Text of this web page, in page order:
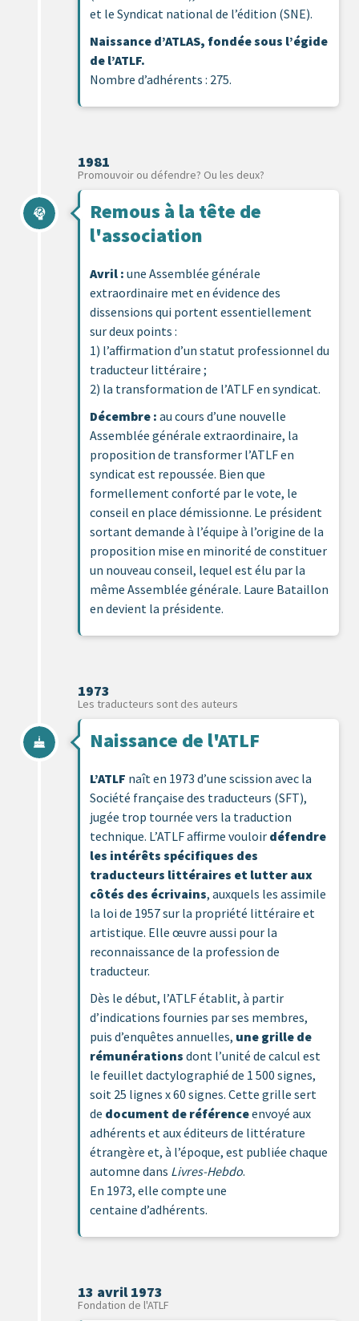
et le Syndicat national de l’édition (SNE).
Naissance d’ATLAS, fondée sous l’égide
de l’ATLF.
Nombre d’adhérents : 275.
1981
Promouvoir ou défendre? Ou les deux?
Remous à la tête de
l'association
Avril : une Assemblée générale
extraordinaire met en évidence des
dissensions qui portent essentiellement
sur deux points :
1) l’affirmation d’un statut professionnel du
traducteur littéraire ;
2) la transformation de l’ATLF en syndicat.
Décembre : au cours d’une nouvelle
Assemblée générale extraordinaire, la
proposition de transformer l’ATLF en
syndicat est repoussée. Bien que
formellement conforté par le vote, le
conseil en place démissionne. Le président
sortant demande à l’équipe à l’origine de la
proposition mise en minorité de constituer
un nouveau conseil, lequel est élu par la
même Assemblée générale. Laure Bataillon
en devient la présidente.
1973
Les traducteurs sont des auteurs
Naissance de l'ATLF
L’ATLF naît en 1973 d’une scission avec la
Société française des traducteurs (SFT),
jugée trop tournée vers la traduction
technique. L’ATLF affirme vouloir défendre
les intérêts spécifiques des
traducteurs littéraires et lutter aux
côtés des écrivains, auxquels les assimile
la loi de 1957 sur la propriété littéraire et
artistique. Elle œuvre aussi pour la
reconnaissance de la profession de
traducteur.
Dès le début, l’ATLF établit, à partir
d’indications fournies par ses membres,
puis d’enquêtes annuelles, une grille de
rémunérations dont l’unité de calcul est
le feuillet dactylographié de 1 500 signes,
soit 25 lignes x 60 signes. Cette grille sert
de document de référenceenvoyé aux
adhérents et aux éditeurs de littérature
étrangère et, à l’époque, est publiée chaque
automne dans Livres-Hebdo.
En 1973, elle compte une
centaine d’adhérents.
13 avril 1973
Fondation de l'ATLF